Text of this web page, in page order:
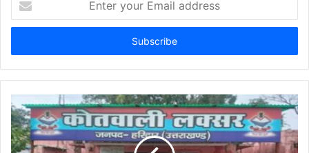
your
Email